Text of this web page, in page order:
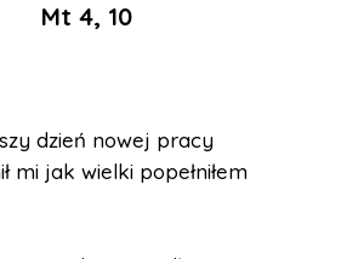
Mt 4, 10
dzień nowej pracy
mi jak wielki popełniłem